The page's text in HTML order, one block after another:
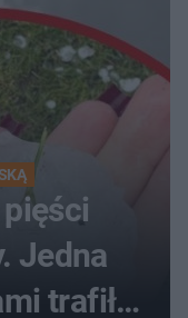
Jedna
trafiła